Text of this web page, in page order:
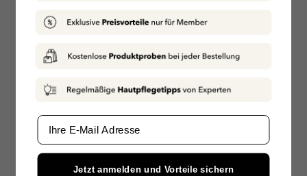
Email
Jetzt anmelden und Vorteile sichern